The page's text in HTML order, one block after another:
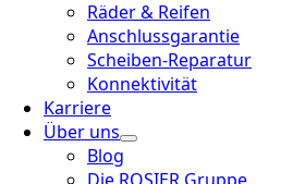
Räder & Reifen
Anschlussgarantie
Scheiben-Reparatur
Konnektivität
Karriere
Über uns
Blog